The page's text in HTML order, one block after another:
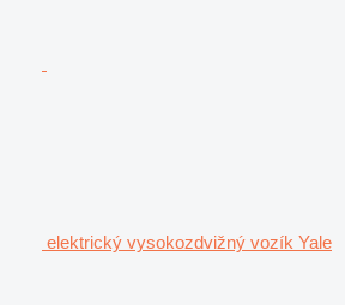
elektrický vysokozdvižný vozík Yale